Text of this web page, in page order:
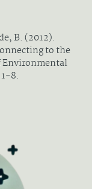
B. (2012).
to the
Environmental
8.